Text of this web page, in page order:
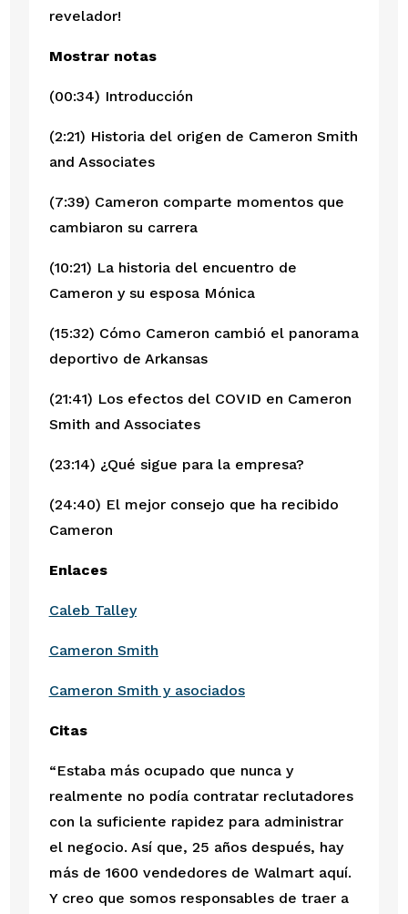
revelador!
Mostrar notas
(00:34) Introducción
(2:21) Historia del origen de Cameron Smith
and Associates
(7:39) Cameron comparte momentos que
cambiaron su carrera
(10:21) La historia del encuentro de
Cameron y su esposa Mónica
(15:32) Cómo Cameron cambió el panorama
deportivo de Arkansas
(21:41) Los efectos del COVID en Cameron
Smith and Associates
(23:14) ¿Qué sigue para la empresa?
(24:40) El mejor consejo que ha recibido
Cameron
Enlaces
Caleb Talley
Cameron Smith
Cameron Smith y asociados
Citas
“Estaba más ocupado que nunca y
realmente no podía contratar reclutadores
con la suficiente rapidez para administrar
el negocio. Así que, 25 años después, hay
más de 1600 vendedores de Walmart aquí.
Y creo que somos responsables de traer a